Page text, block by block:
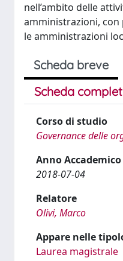
nell’ambito delle
amministrazioni,
le amministrazioni
Scheda breve
Scheda
Corso di studio
Governance delle
Anno Accademico
2018-07-04
Relatore
Olivi, Marco
Appare nelle
Laurea magistrale